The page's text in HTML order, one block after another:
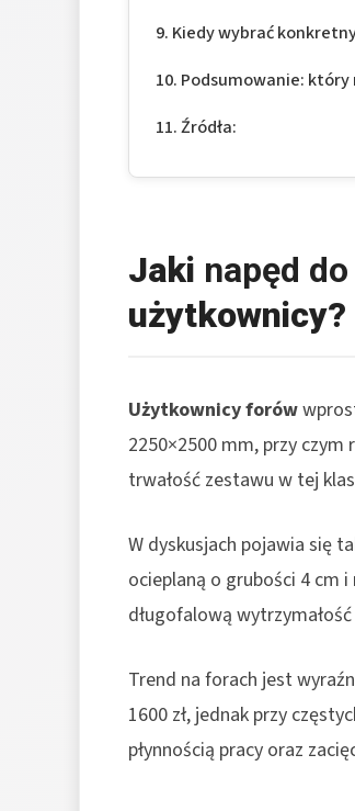
Kiedy wybrać
Podsumowanie:
Źródła:
Jaki napęd
użytkownicy?
Użytkownicy forów
2250×2500 mm, przy
trwałość zestawu w tej
W dyskusjach pojawia się
ocieplaną o grubości 4 cm
długofalową
Trend na forach jest
1600 zł, jednak przy
płynnością pracy oraz